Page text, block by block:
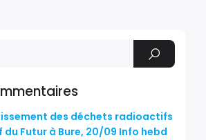
des déchets radioactifs
du Futur à Bure, 20/09 Info hebd